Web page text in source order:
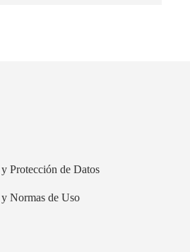
Protección de Datos
Normas de Uso